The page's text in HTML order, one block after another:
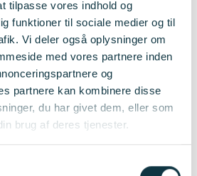
tilpasse vores indhold og
funktioner til sociale medier og til
Vi deler også oplysninger om
med vores partnere inden
og
partnere kan kombinere disse
du har givet dem, eller som
brug af deres tjenester.
typer af cookies. Nogle
tjenester, der vises på vores
eller tilbagetrække dit samtykke
på vores hjemmeside.
vi er, hvordan du kan kontakte